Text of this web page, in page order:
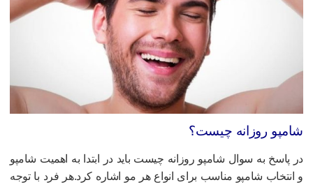
روزانه چیست؟
پاسخ به سوال شامپو روزانه چیست باید در ابتدا به اهمیت شامپو
انتخاب شامپو مناسب برای انواع هر مو اشاره کرد.هر فرد با توجه